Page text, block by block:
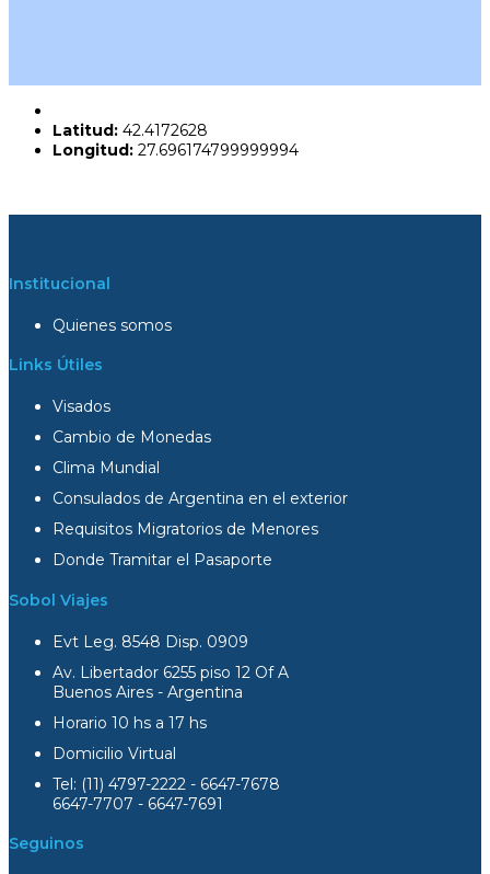
Latitud: 42.4172628
Longitud: 27.696174799999994
Institucional
Quienes somos
Links Útiles
Visados
Cambio de Monedas
Clima Mundial
Consulados de Argentina en el exterior
Requisitos Migratorios de Menores
Donde Tramitar el Pasaporte
Sobol Viajes
Evt Leg. 8548 Disp. 0909
Av. Libertador 6255 piso 12 Of A
Buenos Aires - Argentina
Horario 10 hs a 17 hs
Domicilio Virtual
Tel: (11) 4797-2222 - 6647-7678
6647-7707 - 6647-7691
Seguinos